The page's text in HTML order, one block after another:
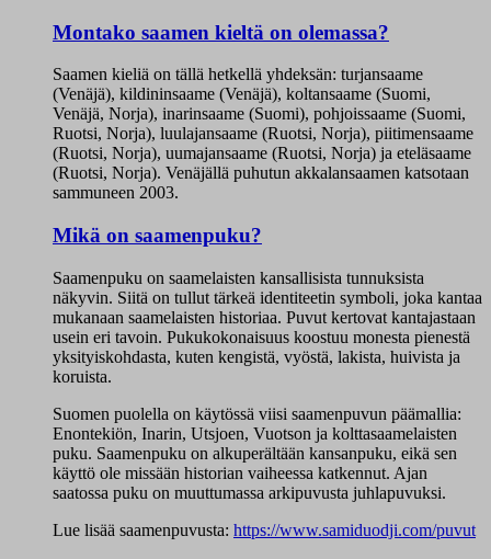
Montako saamen kieltä on olemassa?
Saamen kieliä on tällä hetkellä yhdeksän: turjansaame
(Venäjä), kildininsaame (Venäjä), koltansaame (Suomi,
Venäjä, Norja), inarinsaame (Suomi), pohjoissaame (Suomi,
Ruotsi, Norja), luulajansaame (Ruotsi, Norja), piitimensaame
(Ruotsi, Norja), uumajansaame (Ruotsi, Norja) ja eteläsaame
(Ruotsi, Norja). Venäjällä puhutun akkalansaamen katsotaan
sammuneen 2003.
Mikä on saamenpuku?
Saamenpuku on saamelaisten kansallisista tunnuksista
näkyvin. Siitä on tullut tärkeä identiteetin symboli, joka kantaa
mukanaan saamelaisten historiaa. Puvut kertovat kantajastaan
usein eri tavoin. Pukukokonaisuus koostuu monesta pienestä
yksityiskohdasta, kuten kengistä, vyöstä, lakista, huivista ja
koruista.
Suomen puolella on käytössä viisi saamenpuvun päämallia:
Enontekiön, Inarin, Utsjoen, Vuotson ja kolttasaamelaisten
puku. Saamenpuku on alkuperältään kansanpuku, eikä sen
käyttö ole missään historian vaiheessa katkennut. Ajan
saatossa puku on muuttumassa arkipuvusta juhlapuvuksi.
Lue lisää saamenpuvusta: https://www.samiduodji.com/puvut